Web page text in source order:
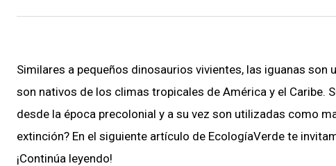
Similares a pequeños dinosaurios vivientes, las iguanas
son nativos de los climas tropicales de América y el Caribe.
desde la época precolonial y a su vez son utilizadas como
extinción? En el siguiente artículo de EcologíaVerde te
¡Continúa leyendo!